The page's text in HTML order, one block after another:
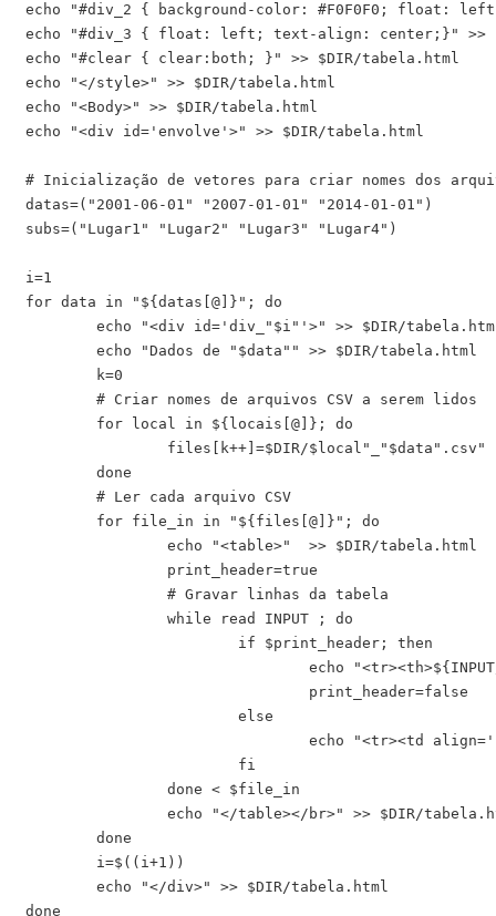
echo "#div_2 { background-color: #F0F0F0; float:
echo "#div_3 { float: left; text-align: center;}" >>
echo "#clear { clear:both; }" >> $DIR/tabela.html
echo "</style>" >> $DIR/tabela.html
echo "<Body>" >> $DIR/tabela.html
echo "<div id='envolve'>" >> $DIR/tabela.html
# Inicialização de vetores para criar nomes dos
datas=("2001-06-01" "2007-01-01" "2014-01-01")
subs=("Lugar1" "Lugar2" "Lugar3" "Lugar4")
i=1
for data in "${datas[@]}"; do
done